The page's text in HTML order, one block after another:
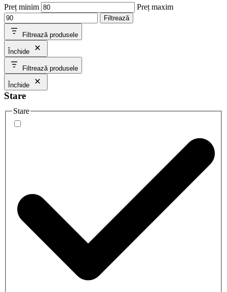
Preț minim Preț maxim
Filtrează
Filtrează produsele
Închide
Filtrează produsele
Închide
Stare
Stare